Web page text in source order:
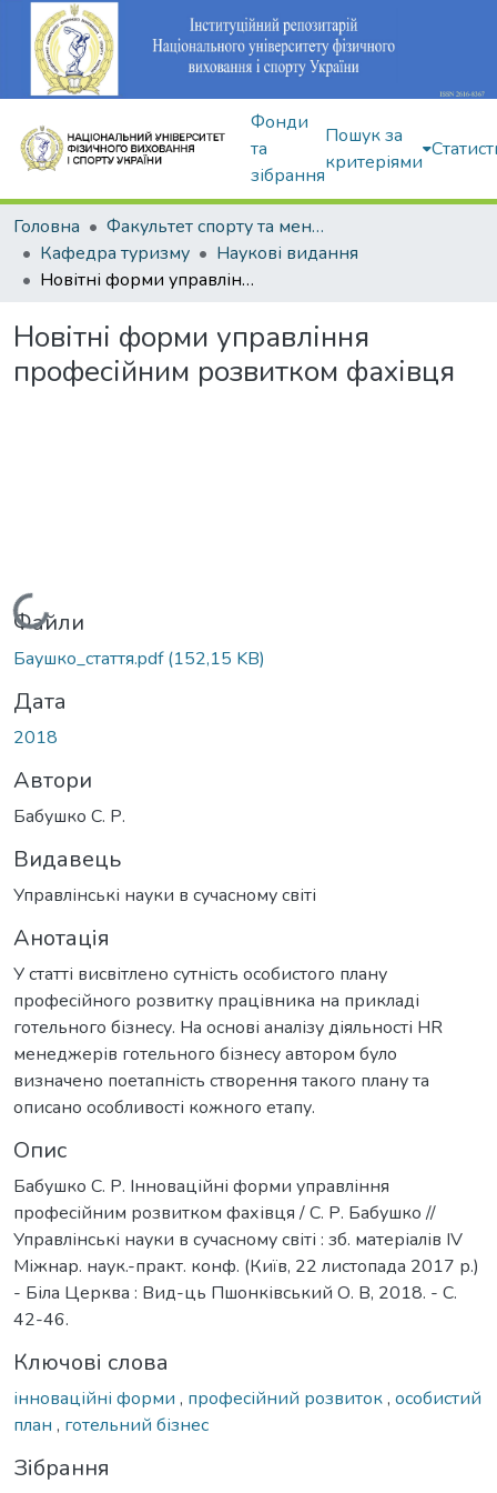
Фонди
та
зібрання
Пошук за
критеріями
Головна
Факультет спорту та менеджменту
Кафедра туризму
Наукові видання
Новітні форми управління професійним розвитком фахівця
Новітні форми управління
професійним розвитком фахівця
Вантажиться...
Файли
Баушко_стаття.pdf(152,15 KB)
Дата
2018
Автори
Бабушко С. Р.
Видавець
Управлінські науки в сучасному світі
Анотація
У статті висвітлено сутність особистого плану
професійного розвитку працівника на прикладі
готельного бізнесу. На основі аналізу діяльності HR
менеджерів готельного бізнесу автором було
визначено поетапність створення такого плану та
описано особливості кожного етапу.
Опис
Бабушко С. Р. Інноваційні форми управління
професійним розвитком фахівця / С. Р. Бабушко //
Управлінські науки в сучасному світі : зб. матеріалів IV
Міжнар. наук.-практ. конф. (Київ, 22 листопада 2017 р.)
- Біла Церква : Вид-ць Пшонківський О. В, 2018. - С.
42-46.
Ключові слова
інноваційні форми , професійний розвиток, особистий
план , готельний бізнес
Зібрання